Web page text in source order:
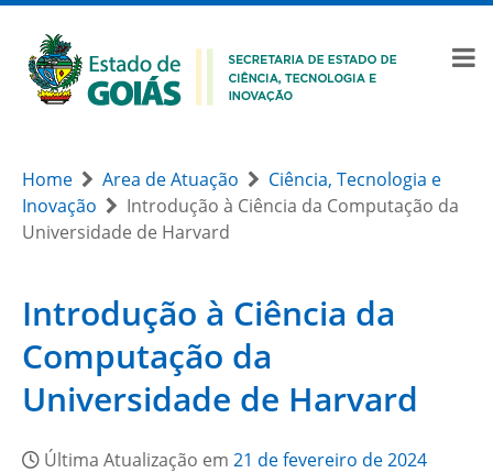
Home Area de Atuação
Ciência, Tecnologia e
Inovação
Introdução à Ciência da Computação da
Universidade de Harvard
Introdução à Ciência da
Computação da
Universidade de Harvard
Última Atualização em 21 de fevereiro de 2024